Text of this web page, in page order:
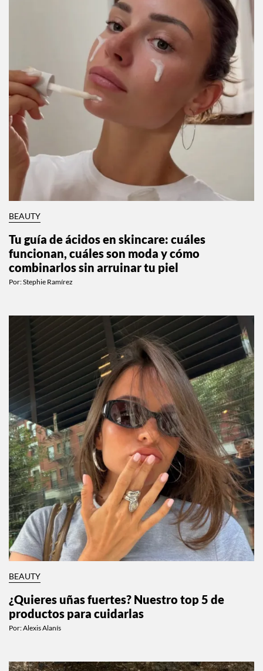
BEAUTY
Tu guía de ácidos en skincare: cuáles
funcionan, cuáles son moda y cómo
combinarlos sin arruinar tu piel
Por:Stephie Ramírez
BEAUTY
¿Quieres uñas fuertes? Nuestro top 5 de
productos para cuidarlas
Por:Alexis Alanís